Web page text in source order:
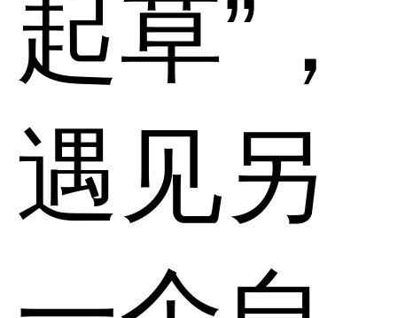
起草”，
遇见另